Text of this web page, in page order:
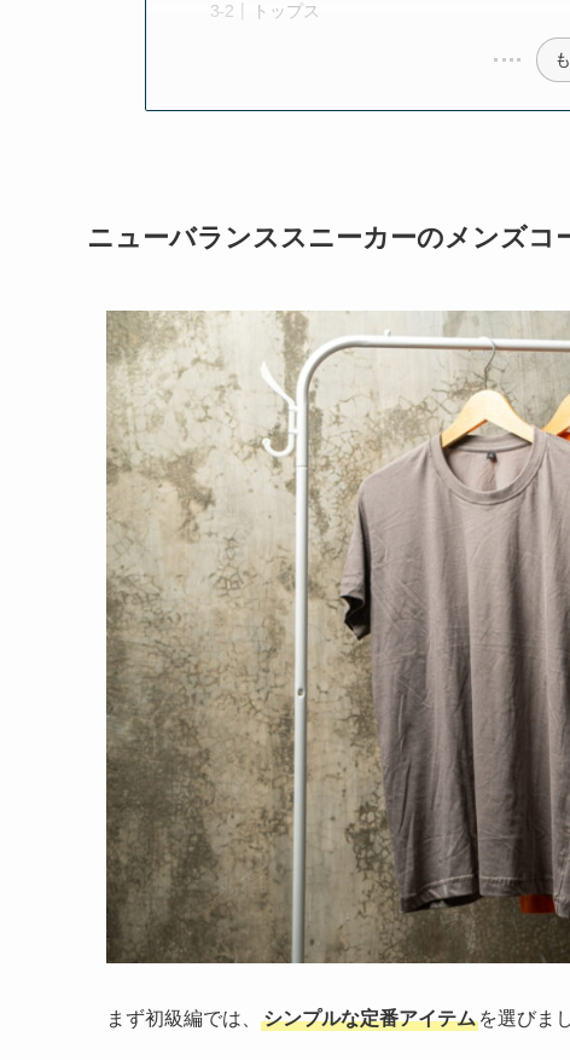
トップス
ニューバランススニーカーのメンズコ
まず初級編では、 シンプルな定番アイテム を選びま